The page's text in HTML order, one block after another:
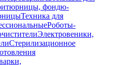
фондю-
Техника для
Роботы-
Электровеники,
Стерилизационное